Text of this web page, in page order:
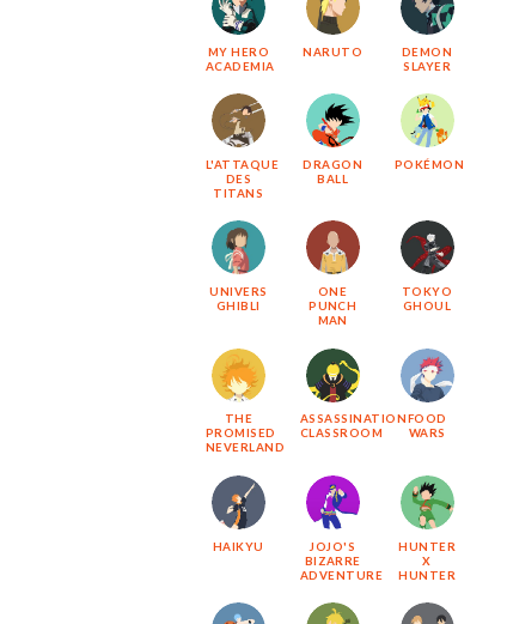
MY HERO
ACADEMIA
NARUTO
DEMON
SLAYER
L'ATTAQUE
DES
TITANS
DRAGON
BALL
POKÉMON
UNIVERS
GHIBLI
ONE
PUNCH
MAN
TOKYO
GHOUL
THE
PROMISED
NEVERLAND
ASSASSINATION
CLASSROOM
FOOD
WARS
HAIKYU
JOJO'S
BIZARRE
ADVENTURE
HUNTER
X
HUNTER